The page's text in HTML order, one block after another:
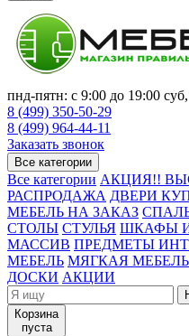
пнд-пятн: с 9:00 до 19:00
8 (499) 350-50-29
8 (499) 964-44-11
Заказать звонок
Все категории
Все категории АКЦИЯ!!
РАСПРОДАЖА ДВЕРИ
МЕБЕЛЬ НА ЗАКАЗ
СТОЛЫ СТУЛЬЯ ШКАФЫ
МАССИВ ПРЕДМЕТЫ
МЕБЕЛЬ МЯГКАЯ МЕБЕЛЬ
ДОСКИ АКЦИИ
Корзина
пуста